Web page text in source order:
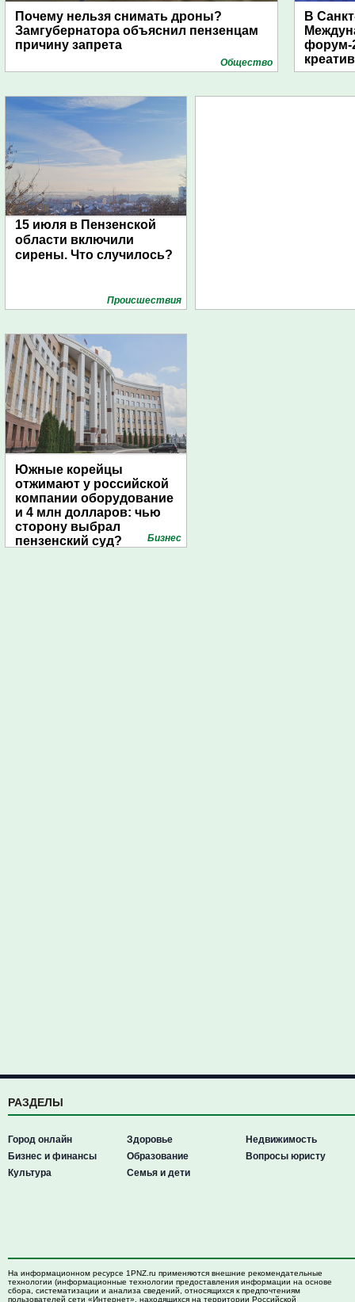
Почему нельзя снимать дроны?
Замгубернатора объяснил пензенцам
причину запрета
Общество
В
форум-
15 июля в Пензенской
области включили
сирены. Что случилось?
Проиcшествия
Южные корейцы
отжимают у российской
компании оборудование
и 4 млн долларов: чью
сторону выбрал
пензенский суд?
Бизнес
РАЗДЕЛЫ
Город онлайн
Бизнес и финансы
Культура
Здоровье
Образование
Семья и дети
Недвижимость
Вопросы юристу
На информационном ресурсе 1PNZ.ru применяются внешние рекомендательные
технологии (информационные технологии предоставления информации на основе
сбора, систематизации и анализа сведений, относящихся к предпочтениям
пользователей сети «Интернет», находящихся на территории Российской